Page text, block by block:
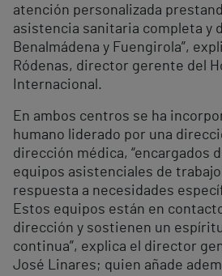
atención personalizada
asistencia sanitaria completa y
Benalmádena y Fuengirola”,
Ródenas, director gerente del
Internacional.
En ambos centros se ha
humano liderado por una
dirección médica, “encargados
equipos asistenciales de
respuesta a necesidades
Estos equipos están en
dirección y sostienen un
continua”, explica el director
José Linares; quien añade